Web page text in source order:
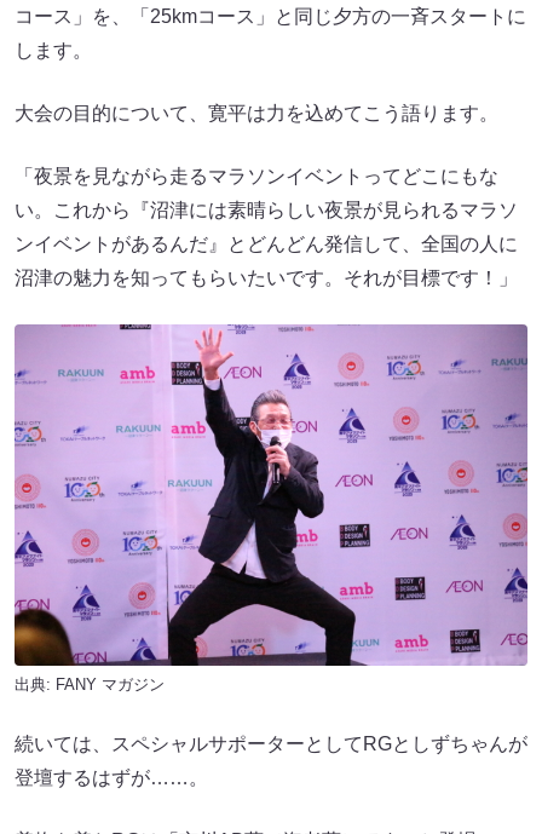
コース」を、「25kmコース」と同じ夕方の一⻫スタートに
します。
大会の目的について、寛平は力を込めてこう語ります。
「夜景を見ながら走るマラソンイベントってどこにもな
い。これから『沼津には素晴らしい夜景が見られるマラソ
ンイベントがあるんだ』とどんどん発信して、全国の人に
沼津の魅力を知ってもらいたいです。それが目標です！」
出典: FANY マガジン
続いては、スペシャルサポーターとしてRGとしずちゃんが
登壇するはずが……。